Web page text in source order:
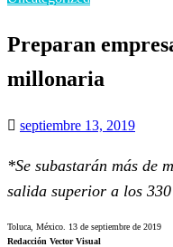
Preparan
millonaria
Publicado
septiembre 13, 2019
*Se subastarán más de
salida superior a los 330
Toluca, México. 13 de septiembre de 2019
Redacción Vector Visual